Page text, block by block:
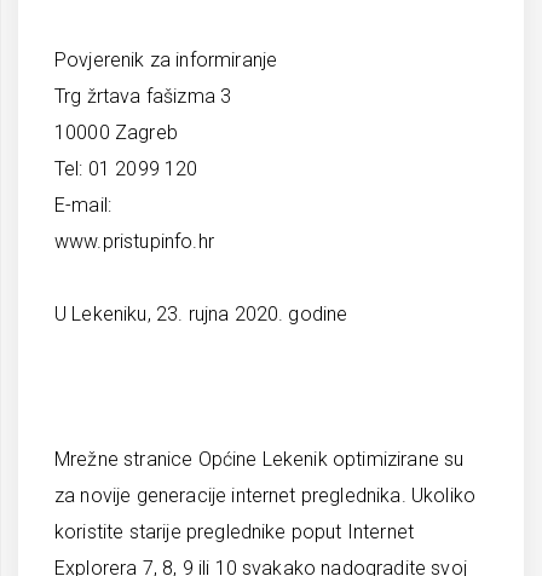
Povjerenik za informiranje
Trg žrtava fašizma 3
10000 Zagreb
Tel: 01 2099 120
E-mail:
www.pristupinfo.hr
U Lekeniku, 23. rujna 2020. godine
Mrežne stranice Općine Lekenik optimizirane su
za novije generacije internet preglednika. Ukoliko
koristite starije preglednike poput Internet
Explorera 7, 8, 9 ili 10 svakako nadogradite svoj